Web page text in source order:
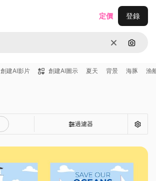
清除 通過圖
定價 登錄
創建AI影片 創建AI圖示 夏天 背景 海豚 渔
過濾器